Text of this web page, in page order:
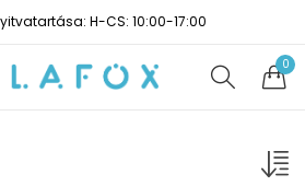
H-CS: 10:00-17:00
0